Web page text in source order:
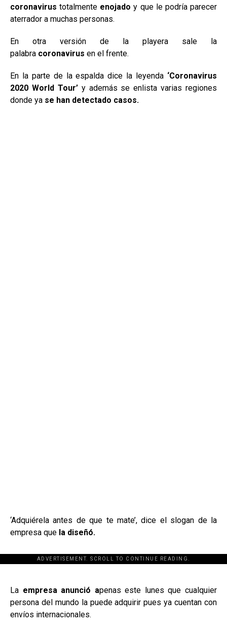
coronavirus totalmente enojadoy que le podría parecer
aterrador a muchas personas.
En otra versión de la playera sale la
palabra coronavirus en el frente.
En la parte de la espalda dice la leyenda ‘Coronavirus
2020 World Tour’y además se enlista varias regiones
donde ya se han detectado casos.
‘Adquiérela antes de que te mate’, dice el slogan de la
empresa que la diseñó.
ADVERTISEMENT. SCROLL TO CONTINUE READING.
[adsforwp id="243463"]
La empresa anunció apenas este lunes que cualquier
persona del mundo la puede adquirir pues ya cuentan con
envíos internacionales.